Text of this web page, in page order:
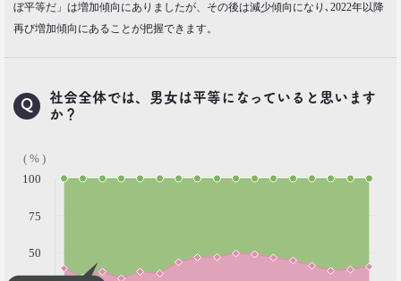
ぼ平等だ」は増加傾向にありましたが、その後は減少傾向になり､2022年以降
再び増加傾向にあることが把握できます。
社会全体では、男女は平等になっていると思います
か？
( % )
100
50
75